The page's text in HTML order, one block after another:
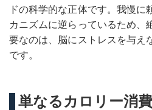
ドの科学的な正体です。我慢に
カニズムに逆らっているため、
要なのは、脳にストレスを与え
です。
単なるカロリー消